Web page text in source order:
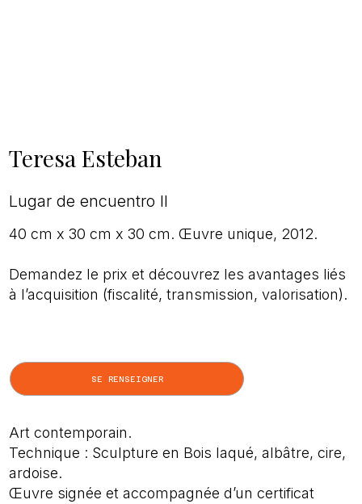
Teresa Esteban
Lugar de encuentro II
40 cm x 30 cm x 30 cm. Œuvre unique, 2012.
Demandez le prix et découvrez les avantages liés
à l’acquisition (fiscalité, transmission, valorisation).
SE RENSEIGNER
Art contemporain.
Technique : Sculpture en Bois laqué, albâtre, cire,
ardoise.
Œuvre signée et accompagnée d’un certificat